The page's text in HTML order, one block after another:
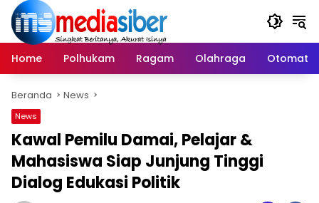
Langsung
konten
Home
Polhukam Ragam Olahraga Otomatif
Beranda News
News
Kawal Pemilu Damai, Pelajar &
Mahasiswa Siap Junjung Tinggi
Dialog Edukasi Politik